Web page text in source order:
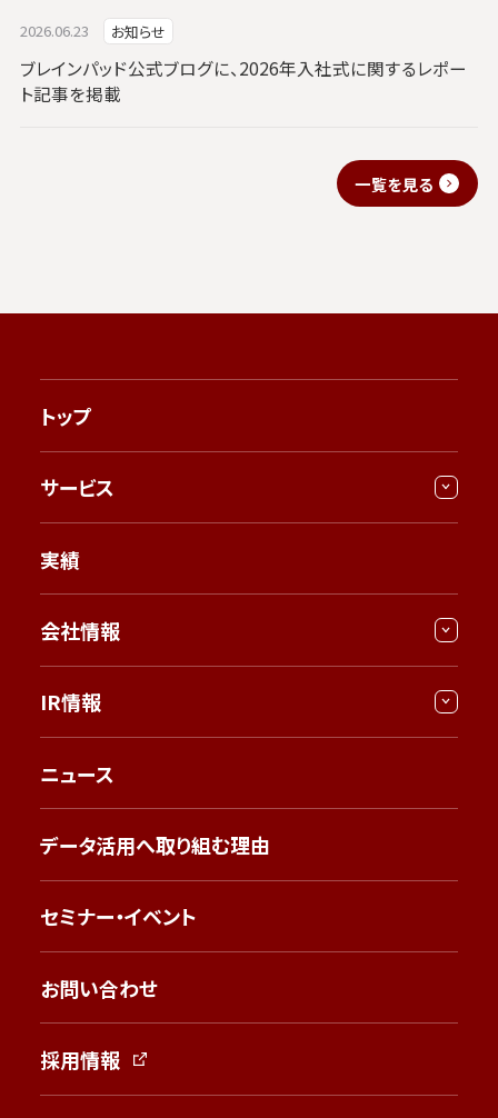
2026.06.23 お知らせ
ブレインパッド公式ブログに、2026年入社式に関するレポー
ト記事を掲載
一覧を見る
トップ
サービス
実績
会社情報
IR情報
ニュース
データ活用へ取り組む理由
セミナー・イベント
お問い合わせ
採用情報